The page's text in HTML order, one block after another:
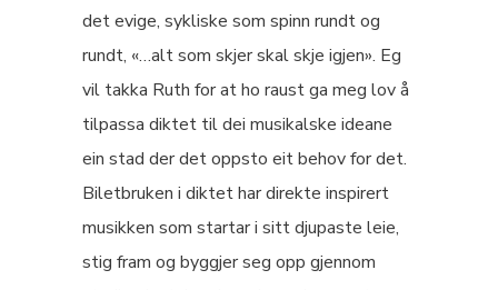
det evige, sykliske som spinn rundt og
rundt, «…alt som skjer skal skje igjen». Eg
vil takka Ruth for at ho raust ga meg lov å
tilpassa diktet til dei musikalske ideane
ein stad der det oppsto eit behov for det.
Biletbruken i diktet har direkte inspirert
musikken som startar i sitt djupaste leie,
stig fram og byggjer seg opp gjennom